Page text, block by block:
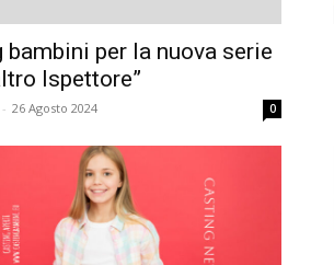
bambini per la nuova serie
Ispettore”
- 26 Agosto 2024 0